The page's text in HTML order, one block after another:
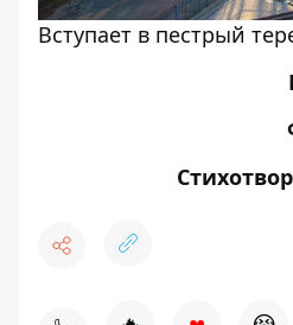
Вступает в пестрый